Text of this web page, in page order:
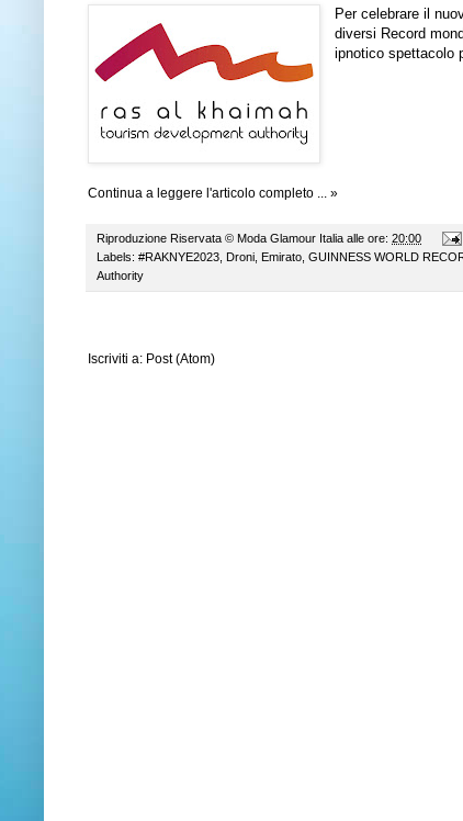
Per celebrare il
diversi Record
ipnotico spettacolo
Continua a leggere l'articolo completo ... »
Riproduzione Riservata © Moda Glamour Italia alle ore: 20:00
Labels: #RAKNYE2023 Droni Emirato GUINNESS WORLD
Authority
Iscriviti a: Post (Atom)